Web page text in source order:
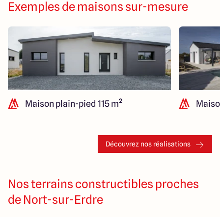
Exemples de maisons sur-mesure
Maison plain-pied 115 m²
Découvrez nos réalisations
Nos terrains constructibles proches
de Nort-sur-Erdre